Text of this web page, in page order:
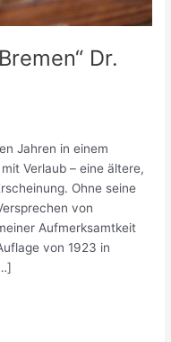
Dr.
Jahren in einem
Verlaub – eine ältere,
Ohne seine
von
Aufmerksamtkeit
von 1923 in